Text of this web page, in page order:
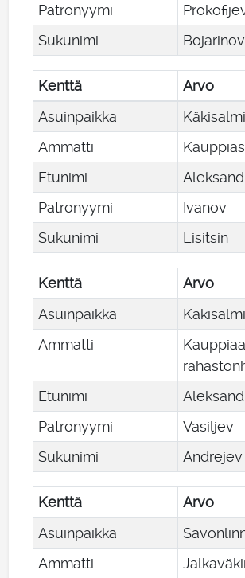
Patronyymi
Sukunimi
Bojarinov
Kenttä
Arvo
Asuinpaikka
Käkisalmi
Ammatti
Kauppias
Etunimi
Patronyymi
Ivanov
Sukunimi
Lisitsin
Kenttä
Arvo
Asuinpaikka
Käkisalmi
Ammatti
Etunimi
Patronyymi
Vasiljev
Sukunimi
Andrejev
Kenttä
Arvo
Asuinpaikka
Ammatti